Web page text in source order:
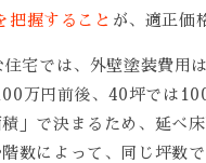
把握すること が、適正価
住宅では、外壁塗装費用
万円前後、40坪では
」で決まるため、延べ
数によって、同じ坪数